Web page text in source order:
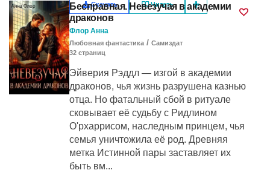
Скачать Читать
Бесправная. Невезучая в академии
драконов
Флор Анна
Любовная фантастика / Самиздат
32 cтраниц
Эйверия Рэддл — изгой в академии
драконов, чья жизнь разрушена казнью
отца. Но фатальный сбой в ритуале
сковывает её судьбу с Ридлином
О'рхаррисом, наследным принцем, чья
семья уничтожила её род. Древняя
метка Истинной пары заставляет их
быть вм...